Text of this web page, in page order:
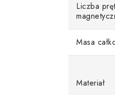
Liczba
Masa
Materiał